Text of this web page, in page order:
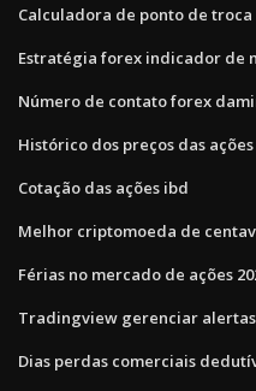
Calculadora de ponto de
Estratégia forex indicador de
Número de contato forex
Histórico dos preços das
Cotação das ações ibd
Melhor criptomoeda de
Férias no mercado de ações
Tradingview gerenciar alertas
Dias perdas comerciais